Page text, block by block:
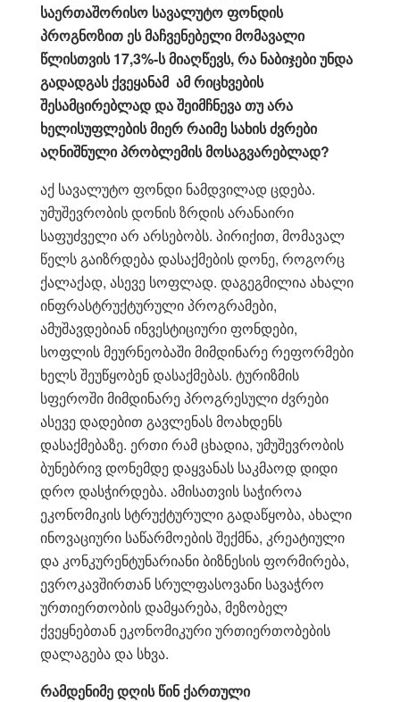
საერთაშორისო სავალუტო ფონდის
პროგნოზით ეს მაჩვენებელი მომავალი
წლისთვის 17,3%-ს მიაღწევს, რა ნაბიჯები უნდა
გადადგას ქვეყანამ ამ რიცხვების
შესამცირებლად და შეიმჩნევა თუ არა
ხელისუფლების მიერ რაიმე სახის ძვრები
აღნიშნული პრობლემის მოსაგვარებლად?
აქ სავალუტო ფონდი ნამდვილად ცდება.
უმუშევრობის დონის ზრდის არანაირი
საფუძველი არ არსებობს. პირიქით, მომავალ
წელს გაიზრდება დასაქმების დონე, როგორც
ქალაქად, ასევე სოფლად. დაგეგმილია ახალი
ინფრასტრუქტურული პროგრამები,
ამუშავდებიან ინვესტიციური ფონდები,
სოფლის მეურნეობაში მიმდინარე რეფორმები
ხელს შეუწყობენ დასაქმებას. ტურიზმის
სფეროში მიმდინარე პროგრესული ძვრები
ასევე დადებით გავლენას მოახდენს
დასაქმებაზე. ერთი რამ ცხადია, უმუშევრობის
ბუნებრივ დონემდე დაყვანას საკმაოდ დიდი
დრო დასჭირდება. ამისათვის საჭიროა
ეკონომიკის სტრუქტურული გადაწყობა, ახალი
ინოვაციური საწარმოების შექმნა, კრეატიული
და კონკურენტუნარიანი ბიზნესის ფორმირება,
ევროკავშირთან სრულფასოვანი სავაჭრო
ურთიერთობის დამყარება, მეზობელ
ქვეყნებთან ეკონომიკური ურთიერთობების
დალაგება და სხვა.
რამდენიმედღის წინ ქართული